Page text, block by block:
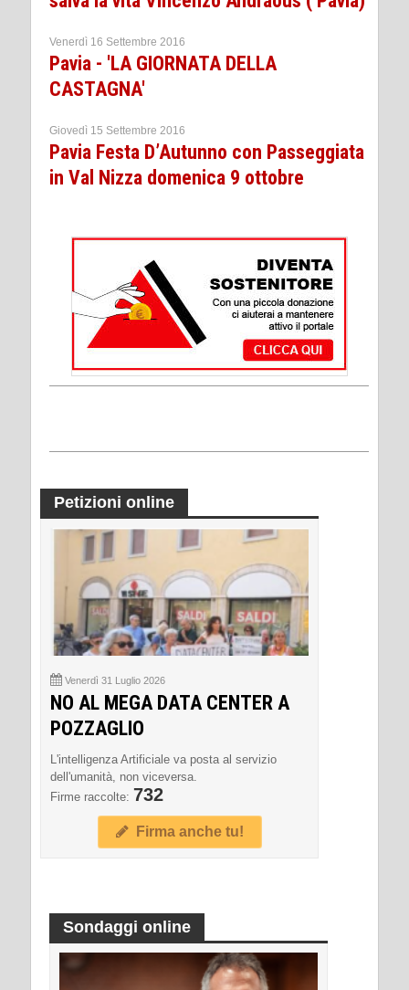
Venerdì 16 Settembre 2016
Pavia - 'LA GIORNATA DELLA
CASTAGNA'
Giovedì 15 Settembre 2016
Pavia Festa D’Autunno con Passeggiata
in Val Nizza domenica 9 ottobre
Petizioni online
Venerdì 31 Luglio 2026
NO AL MEGA DATA CENTER A
POZZAGLIO
L'intelligenza Artificiale va posta al servizio
dell'umanità, non viceversa.
Firme raccolte: 732
Firma anche tu!
Sondaggi online